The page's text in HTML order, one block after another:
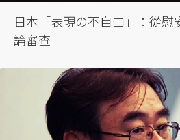
日本「表現の不自由」：從
論審查